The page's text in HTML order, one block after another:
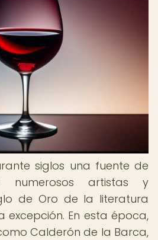
siglos una fuente de
numerosos artistas y
de Oro de la literatura
excepción. En esta época,
Calderón de la Barca,